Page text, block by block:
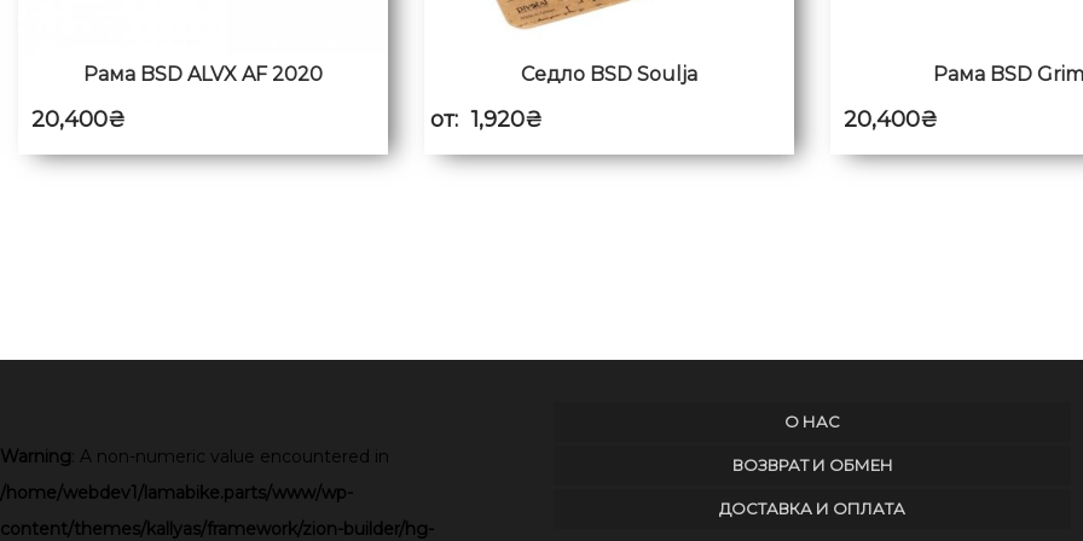
Рама BSD ALVX AF 2020
20,400₴
Седло BSD Soulja
от: 1,920₴
Рама BSD
20,400₴
Warning: A non-numeric value encountered in
/home/webdev1/lamabike.parts/www/wp-
content/themes/kallyas/framework/zion-builder/hg-
О НАС
ВОЗВРАТ И ОБМЕН
ДОСТАВКА И ОПЛАТА